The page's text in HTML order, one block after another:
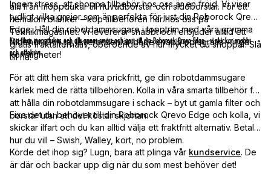
allt från moppdukar till huvudborstar och sidoborstar. För ett
hem som blänker – köp tillbehören här hos oss på
Teknikmagasinet. Vi levererar snabbt och erbjuder alltid ett
gratis fraktalternativ, oberoende av hur mycket du shoppar. Slå
till nu!
Ingen stress, att shoppa tillbehör hos oss är en fröjd. Vi visar
tydligt vilka grejer som är perfekta för just din Roborock Qrevo
Edge. Håll din robotdammsugare i topptrim med våra grymma
tillbehör. Och ja, leveransen är både snabb och gratis – inga
konstigheter!
Köp filter, moppdukar, och allt annat smått och gott till din Roborock Qrevo Edge - vi skickar snabbt
och effektivt.
För att ditt hem ska vara prickfritt, ge din robotdammsugare
kärlek med de rätta tillbehören. Kolla in våra smarta tillbehör för
att hålla din robotdammsugare i schack – byt ut gamla filter och
borstar utan att det kostar skjortan.
Fixa det du behöver till din Roborock Qrevo Edge och kolla, vi
skickar ilfart och du kan alltid välja ett fraktfritt alternativ. Betala
hur du vill – Swish, Walley, kort, no problem.
Körde det ihop sig? Lugn, bara att plinga vår kundservice. De
är där och backar upp dig när du som mest behöver det!